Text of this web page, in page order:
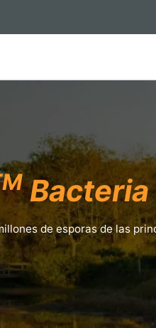
Bacteria
de esporas de las